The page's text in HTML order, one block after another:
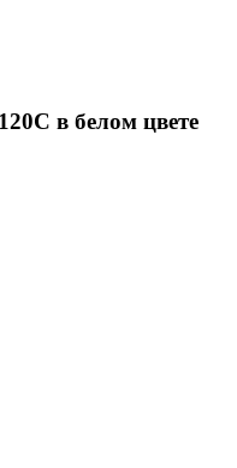
в белом цвете